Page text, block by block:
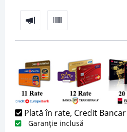
Plată în rate, Credit Bancar
Garanție inclusă